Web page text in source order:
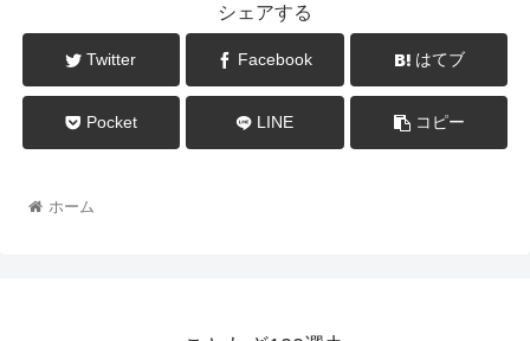
シェアする
Twitter Facebook はてブ
Pocket LINE コピー
ホーム